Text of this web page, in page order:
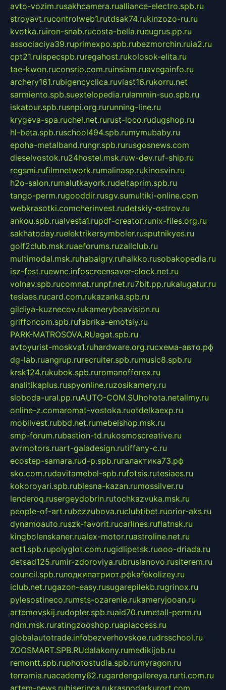
avto-vozim.rusakhcamera.rualliance-electro.spb.ru
stroyavt.rucontrolweb1.rutdsak74.rukinzozo-ru.ru
kvotka.ruiron-snab.rucosta-bella.rueugrus.pp.ru
associaciya39.ruprimexpo.spb.rubezmorchin.ruia2.ru
cpt21.ruispecspb.ruregahost.rukolosok-elita.ru
tae-kwon.ruconsrio.com.ruinsiam.ruavegainfo.ru
archery161.rubigencyclica.ruvlast16.rukorru.net
sarmiento.spb.suextelopedia.rulammin-suo.spb.ru
iskatour.spb.rusnpi.org.rurunning-line.ru
krygeva-spa.ruchel.net.rurust-loco.rudugshop.ru
hl-beta.spb.ruschool494.spb.rumymubaby.ru
epoha-metalband.rungr.spb.rurusgosnews.com
dieselvostok.ru24hostel.msk.ruw-dev.ruf-ship.ru
regsmi.rufilmnetwork.rumalinasp.rukinosvin.ru
h2o-salon.rumalutkayork.rudeltaprim.spb.ru
tango-perm.rugooddir.rusgv.sumultiki-online.com
webkrasotki.comcherinvest.rudetskiy-ostrov.ru
ankou.spb.rualvesta1.rupdf-creator.runix-files.org.ru
sakhatoday.ruelektrikersymboler.rusputnikyes.ru
golf2club.msk.ruaeforums.ruzallclub.ru
multimodal.msk.ruhabaigry.ruhaikko.rusobakopedia.ru
isz-fest.ruewnc.infoscreensaver-clock.net.ru
volnav.spb.rucomnat.runpf.net.ru7bit.pp.rukalugatur.ru
tesiaes.rucard.com.rukazanka.spb.ru
gildiya-kuznecov.rukameryboavision.ru
griffoncom.spb.rufabrika-emotsiy.ru
PARK-MATROSOVA.RUagat.spb.ru
avtoyurist-moskva1.ruhardware.org.ruсхема-авто.рф
dg-lab.ruangrup.rurecruiter.spb.rumusic8.spb.ru
krsk124.rukubok.spb.ruromanofforex.ru
analitikaplus.ruspyonline.ruzosikamery.ru
sloboda-ural.pp.ruAUTO-COM.SUhohota.netalimy.ru
online-z.comaromat-vostoka.ruotdelkaexp.ru
mobilvest.rubbd.net.rumebelshop.msk.ru
smp-forum.rubastion-td.rukosmoscreative.ru
avrmotors.ruart-galadesign.rutiffany-c.ru
ecostep-samara.rud-p.spb.ruгалактика73.рф
sko.com.rudavitamebel-spb.rufotsis.rutesiaes.ru
kokoroyari.spb.rublesna-kazan.rumossilver.ru
lenderoq.rusergeydobrin.rutochkazvuka.msk.ru
people-of-art.rubezzubova.ruclubtibet.ruorior-aks.ru
dynamoauto.ruszk-favorit.rucarlines.ruflatnsk.ru
kingbolenskaner.rualex-motor.ruastroline.net.ru
act1.spb.rupolyglot.com.rugidlipetsk.ruooo-driada.ru
detsad125.rumir-zdoroviya.rubruslanovo.rusiterem.ru
council.spb.ruлодкипатриот.рфkafekolizey.ru
iclub.net.rugazon-easy.rusugarepilekb.rugrinox.ru
pylesostineco.rumsts-ozarenie.rukameryjooan.ru
artemovskij.rudopler.spb.ruaid70.rumetall-perm.ru
ndm.msk.ruratingzooshop.ruapiaccess.ru
globalautotrade.infobezverhovskoe.rudrsschool.ru
ZOOSMART.SPB.RUdalakony.rumedikijob.ru
remontt.spb.ruphotostudia.spb.rumyragon.ru
terramia.ruacademy62.rugardengallereya.rurti.com.ru
artem-news.rubiserinca.rukrasnodarkurort.com